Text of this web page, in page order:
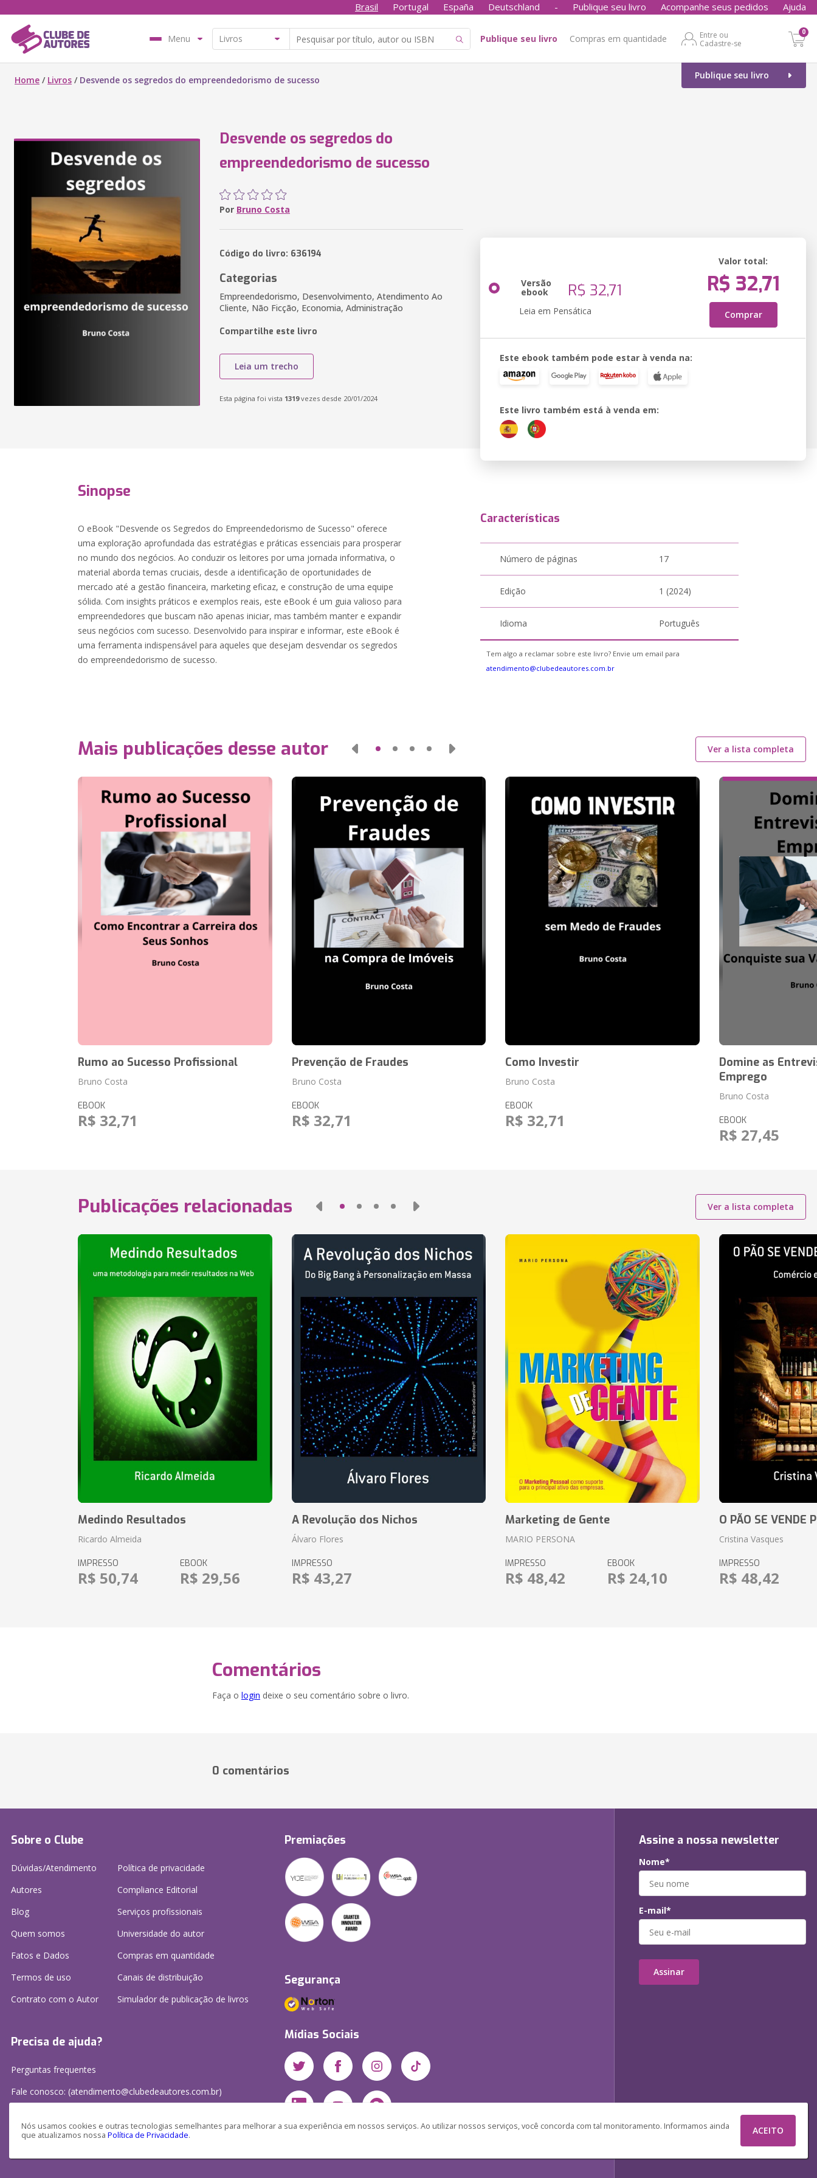
Nós usamos cookies e outras tecnologias semelhantes para melhorar a sua experiência em nossos serviços. Ao utilizar nossos serviços, você concorda com tal monitoramento. Informamos ainda
que atualizamos nossa Política de Privacidade. ACEITO
Brasil Portugal España Deutschland - Publique seu livro Acompanhe seus pedidos Ajuda
Menu Publique seu livro Compras em quantidade
Entre ou
Cadastre-se
0
Publique seu livro
Home / Livros / Desvende os segredos do empreendedorismo de sucesso
Desvende os segredos do
empreendedorismo de sucesso
Por Bruno Costa
Código do livro: 636194
Categorias
Empreendedorismo, Desenvolvimento, Atendimento Ao
Cliente, Não Ficção, Economia, Administração
Compartilhe este livro
Leia um trecho
Esta página foi vista 1319vezes desde 20/01/2024
Versão
ebook R$ 32,71
Leia em Pensática
Valor total:
R$ 32,71
Comprar
Este ebook também pode estar à venda na:
Este livro também está à venda em:
Sinopse
O eBook "Desvende os Segredos do Empreendedorismo de Sucesso" oferece
uma exploração aprofundada das estratégias e práticas essenciais para prosperar
no mundo dos negócios. Ao conduzir os leitores por uma jornada informativa, o
material aborda temas cruciais, desde a identificação de oportunidades de
mercado até a gestão financeira, marketing eficaz, e construção de uma equipe
sólida. Com insights práticos e exemplos reais, este eBook é um guia valioso para
empreendedores que buscam não apenas iniciar, mas também manter e expandir
seus negócios com sucesso. Desenvolvido para inspirar e informar, este eBook é
uma ferramenta indispensável para aqueles que desejam desvendar os segredos
do empreendedorismo de sucesso.
Características
Número de páginas 17
Edição 1 (2024)
Idioma Português
Tem algo a reclamar sobre este livro? Envie um email para
atendimento@clubedeautores.com.br
Mais publicações desse autor Ver a lista completa
Rumo ao Sucesso Profissional
Bruno Costa
EBOOK
R$ 32,71
Prevenção de Fraudes
Bruno Costa
EBOOK
R$ 32,71
Como Investir
Bruno Costa
EBOOK
R$ 32,71
Domine as
Emprego
Bruno Costa
EBOOK
R$ 27,45
Publicações relacionadas Ver a lista completa
Medindo Resultados
Ricardo Almeida
IMPRESSO
R$ 50,74
EBOOK
R$ 29,56
A Revolução dos Nichos
Álvaro Flores
IMPRESSO
R$ 43,27
Marketing de Gente
MARIO PERSONA
IMPRESSO
R$ 48,42
EBOOK
R$ 24,10
O PÃO SE VENDE
Cristina Vasques
IMPRESSO
R$ 48,42
Comentários
Faça o login deixe o seu comentário sobre o livro.
0 comentários
Sobre o Clube
Dúvidas/Atendimento
Autores
Blog
Quem somos
Fatos e Dados
Termos de uso
Contrato com o Autor
Política de privacidade
Compliance Editorial
Serviços profissionais
Universidade do autor
Compras em quantidade
Canais de distribuição
Simulador de publicação de livros
Precisa de ajuda?
Perguntas frequentes
Fale conosco: (atendimento@clubedeautores.com.br)
Premiações
Segurança
Mídias Sociais
Assine a nossa newsletter
Nome*
E-mail*
Assinar
Clube de Autores Publicações S/A - CNPJ: 16.779.786/0001-27